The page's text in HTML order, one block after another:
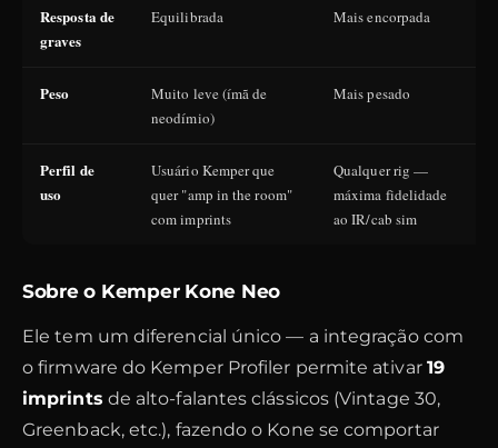
Resposta de
graves
Equilibrada Mais encorpada
Peso
Muito leve (ímã de
neodímio)
Mais pesado
Perfil de
uso
Usuário Kemper que
quer "amp in the room"
com imprints
Qualquer rig —
máxima fidelidade
ao IR/cab sim
Sobre o Kemper Kone Neo
Ele tem um diferencial único — a integração com
o firmware do Kemper Profiler permite ativar 19
imprints de alto-falantes clássicos (Vintage 30,
Greenback, etc.), fazendo o Kone se comportar